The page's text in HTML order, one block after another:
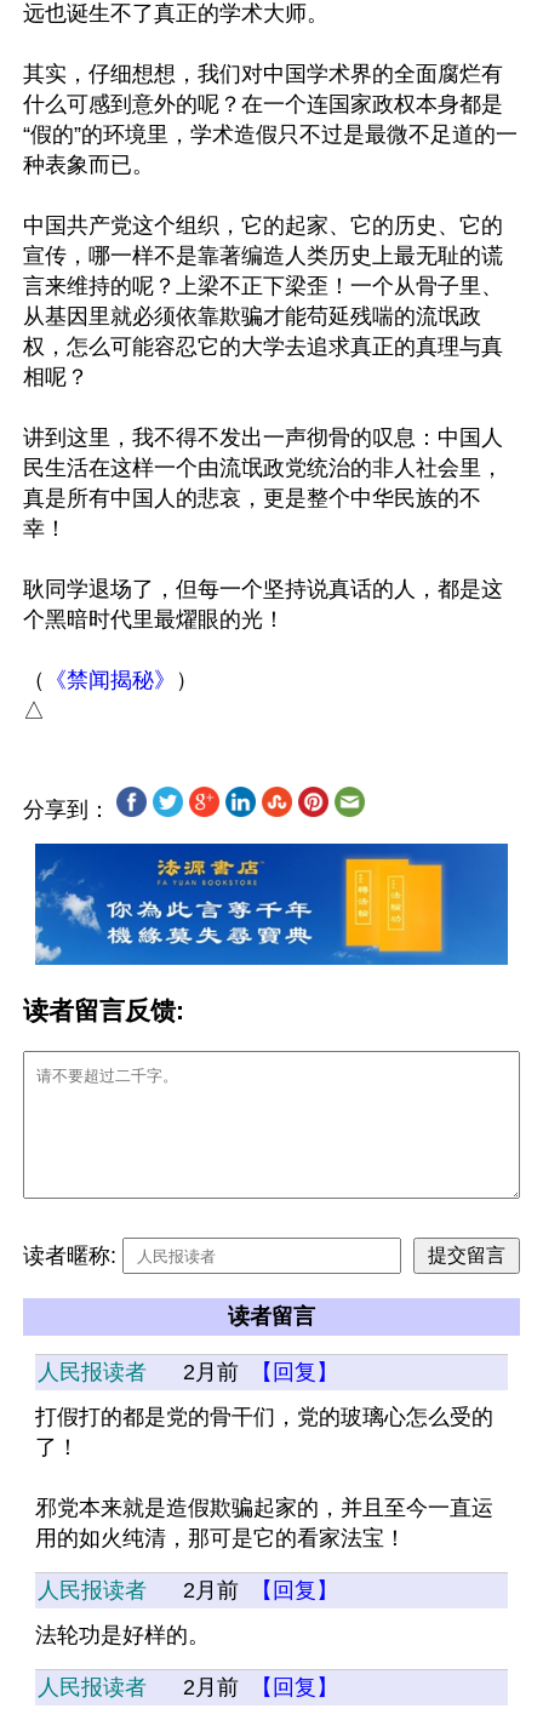
远也诞生不了真正的学术大师。
其实，仔细想想，我们对中国学术界的全面腐烂有
什么可感到意外的呢？在一个连国家政权本身都是
“假的”的环境里，学术造假只不过是最微不足道的一
种表象而已。
中国共产党这个组织，它的起家、它的历史、它的
宣传，哪一样不是靠著编造人类历史上最无耻的谎
言来维持的呢？上梁不正下梁歪！一个从骨子里、
从基因里就必须依靠欺骗才能苟延残喘的流氓政
权，怎么可能容忍它的大学去追求真正的真理与真
相呢？
讲到这里，我不得不发出一声彻骨的叹息：中国人
民生活在这样一个由流氓政党统治的非人社会里，
真是所有中国人的悲哀，更是整个中华民族的不
幸！
耿同学退场了，但每一个坚持说真话的人，都是这
个黑暗时代里最燿眼的光！
（ 《禁闻揭秘》
）
分享到：
读者留言反馈:
读者暱称:
读者留言
人民报读者 2月前
【回复】
打假打的都是党的骨干们，党的玻璃心怎么受的
了！
邪党本来就是造假欺骗起家的，并且至今一直运
用的如火纯清，那可是它的看家法宝！
人民报读者 2月前
【回复】
法轮功是好样的。
人民报读者 2月前 【回复】